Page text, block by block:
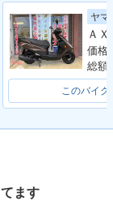
ヤマ
価格:
総額:
このバイク
ます